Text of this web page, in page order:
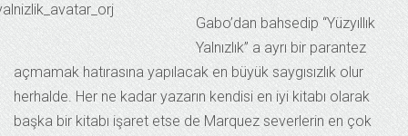
Gabo’dan bahsedip “Yüzyıllık
Yalnızlık” a ayrı bir parantez
açmamak hatırasına yapılacak en büyük saygısızlık olur
herhalde. Her ne kadar yazarın kendisi en iyi kitabı olarak
başka bir kitabı işaret etse de Marquez severlerin en çok